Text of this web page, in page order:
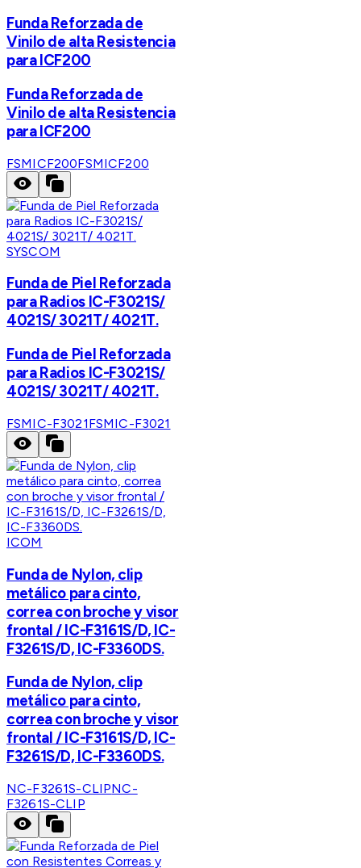
Funda Reforzada de
Vinilo de alta Resistencia
para ICF200
Funda Reforzada de
Vinilo de alta Resistencia
para ICF200
FSMICF200FSMICF200
SYSCOM
Funda de Piel Reforzada
para Radios IC-F3021S/
4021S/ 3021T/ 4021T.
Funda de Piel Reforzada
para Radios IC-F3021S/
4021S/ 3021T/ 4021T.
FSMIC-F3021FSMIC-F3021
ICOM
Funda de Nylon, clip
metálico para cinto,
correa con broche y visor
frontal / IC-F3161S/D, IC-
F3261S/D, IC-F3360DS.
Funda de Nylon, clip
metálico para cinto,
correa con broche y visor
frontal / IC-F3161S/D, IC-
F3261S/D, IC-F3360DS.
NC-F3261S-CLIPNC-
F3261S-CLIP